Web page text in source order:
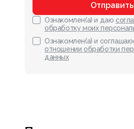
Отправить
Ознакомлен(а) и даю
обработку моих
Ознакомлен(а) и
отношении обработки
данных